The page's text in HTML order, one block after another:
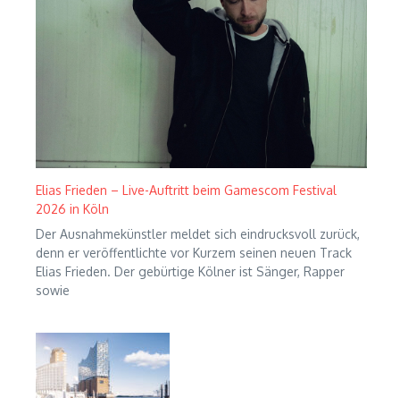
Elias Frieden – Live-Auftritt beim Gamescom Festival
2026 in Köln
Der Ausnahmekünstler meldet sich eindrucksvoll zurück,
denn er veröffentlichte vor Kurzem seinen neuen Track
Elias Frieden. Der gebürtige Kölner ist Sänger, Rapper
sowie